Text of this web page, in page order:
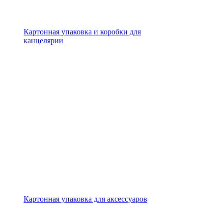
Картонная упаковка и коробки для
канцелярии
Картонная упаковка для аксессуаров